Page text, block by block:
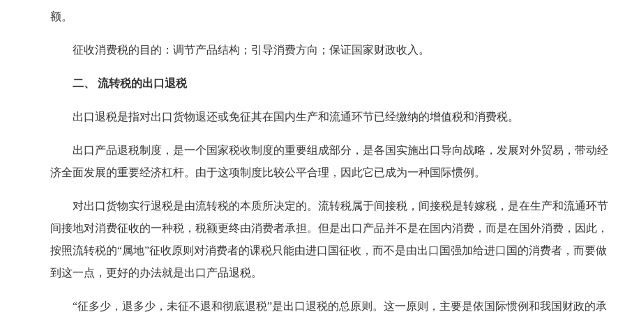
额。
征收消费税的目的：调节产品结构；引导消费方向；保证国家财政收入。
二、 流转税的出口退税
出口退税是指对出口货物退还或免征其在国内生产和流通环节已经缴纳的增值税和消费税。
出口产品退税制度，是一个国家税收制度的重要组成部分，是各国实施出口导向战略，发展对外贸易，带动经
济全面发展的重要经济杠杆。由于这项制度比较公平合理，因此它已成为一种国际惯例。
对出口货物实行退税是由流转税的本质所决定的。流转税属于间接税，间接税是转嫁税，是在生产和流通环节
间接地对消费征收的一种税，税额更终由消费者承担。但是出口产品并不是在国内消费，而是在国外消费，因此，
按照流转税的“属地”征收原则对消费者的课税只能由进口国征收，而不是由出口国强加给进口国的消费者，而要做
到这一点，更好的办法就是出口产品退税。
“征多少，退多少，未征不退和彻底退税”是出口退税的总原则。这一原则，主要是依国际惯例和我国财政的承